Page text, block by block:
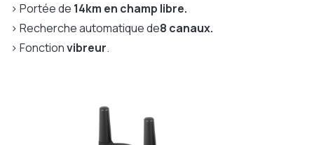
> Portée de 14km en champ libre.
> Recherche automatique de8 canaux.
> Fonctionvibreur.